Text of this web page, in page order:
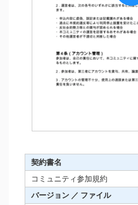
契約書名
コミュニティ参加規約
バージョン ／ ファイル